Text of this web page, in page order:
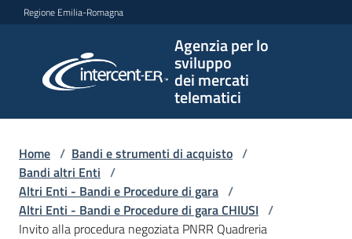
Vai al contenuto
Vai alla navigazione
Vai al footer
Regione Emilia-Romagna
Agenzia per lo
sviluppo
dei mercati
telematici
per lo
sviluppo
telematici
L'Agenzia
Home / Bandi e strumenti di acquisto /
Bandi altri Enti /
Altri Enti - Bandi e Procedure di gara /
Altri Enti - Bandi e Procedure di gara CHIUSI /
Invito alla procedura negoziata PNRR Quadreria